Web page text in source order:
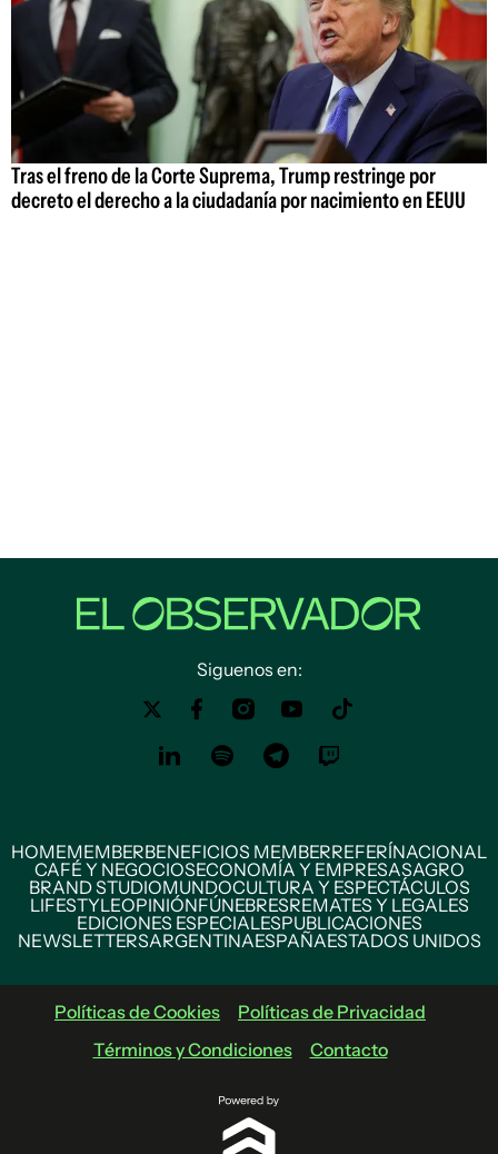
Tras el freno de la Corte Suprema, Trump restringe por
decreto el derecho a la ciudadanía por nacimiento en EEUU
Siguenos en:
HOMEMEMBERBENEFICIOS MEMBERREFERÍNACIONAL
CAFÉ Y NEGOCIOSECONOMÍA Y EMPRESASAGRO
BRAND STUDIOMUNDOCULTURA Y ESPECTÁCULOS
LIFESTYLEOPINIÓNFÚNEBRESREMATES Y LEGALES
EDICIONES ESPECIALESPUBLICACIONES
NEWSLETTERSARGENTINAESPAÑAESTADOS UNIDOS
Políticas de Cookies
Políticas de Privacidad
Términos y Condiciones
Contacto